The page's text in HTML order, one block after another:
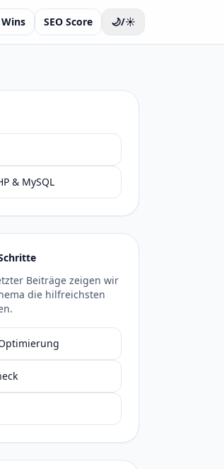
SEO Score 🌙/☀️
& MySQL
Beiträge zeigen wir
die hilfreichsten